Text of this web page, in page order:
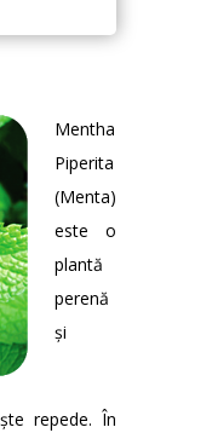
Mentha
Piperita
(Menta)
este o
plantă
perenă
și
repede. În